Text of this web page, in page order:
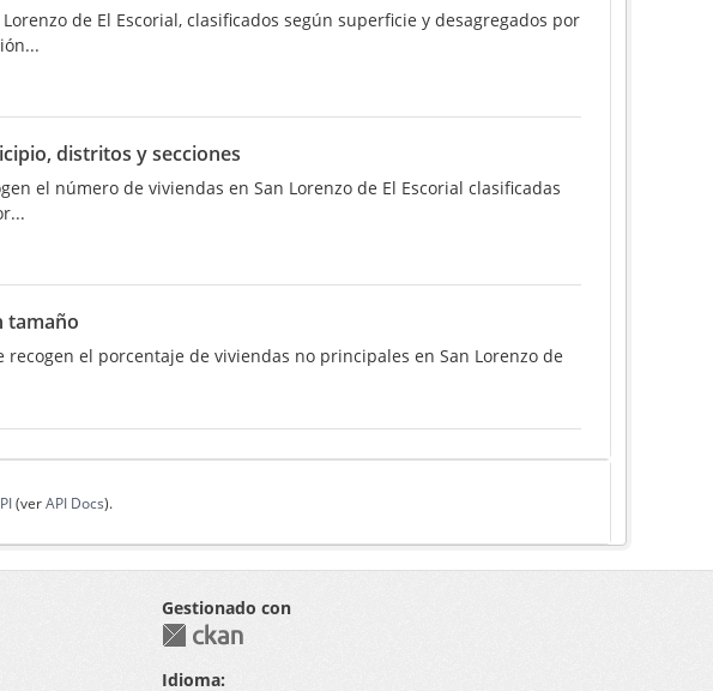
de El Escorial, clasificados según superficie y desagregados por
distritos y secciones
el número de viviendas en San Lorenzo de El Escorial clasificadas
tamaño
recogen el porcentaje de viviendas no principales en San Lorenzo de
(verAPI Docs).
Gestionado con
Idioma